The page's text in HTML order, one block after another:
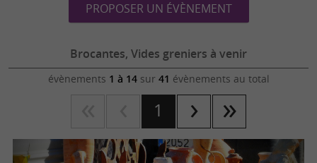
PROPOSER UN ÉVÈNEMENT
Brocantes, Vides greniers à venir
évènements 1 à 14sur 41 évènements au total
1